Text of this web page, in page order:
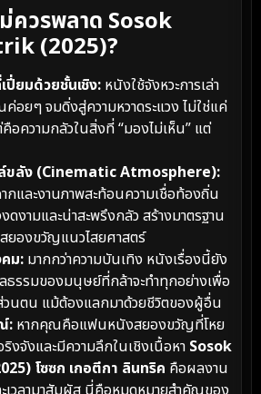
ควรพลาด Sosok
(2025)?
ปี่ยมด้วยชั้นเชิง: หนังใช้จังหวะการเล่า
อยๆ จมดิ่งสู่ความหวาดระแวง ไม่ใช่แค่
อความกลัวในสิ่งที่ “มองไม่เห็น” แต่
ขลัง (Cinematic Atmosphere):
กและงานภาพสะท้อนความเชื่อท้องถิ่น
ดงามและน่าสะพรึงกลัว สร้างมาตรฐาน
ยองขวัญแนวไสยศาสตร์
ม: มากกว่าความบันเทิง หนังเรื่องนี้ยัง
ธรรมของมนุษย์ที่กล้าจะทำทุกอย่างเพื่อ
วนตน แม้ต้องแลกมาด้วยชีวิตของผู้อื่น
: หากคุณคือแฟนหนังสยองขวัญที่โหย
งจังและมีความลึกในเชิงเนื้อหา Sosok
โซซก เกอตีกา ลินทริค คือผลงาน